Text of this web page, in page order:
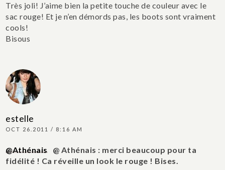
Très joli! J’aime bien la petite touche de couleur avec le
sac rouge! Et je n’en démords pas, les boots sont vraiment
cools!
Bisous
estelle
OCT 26.2011 / 8:16 AM
@Athénais @ Athénais : merci beaucoup pour ta
fidélité ! Ca réveille un look le rouge ! Bises.